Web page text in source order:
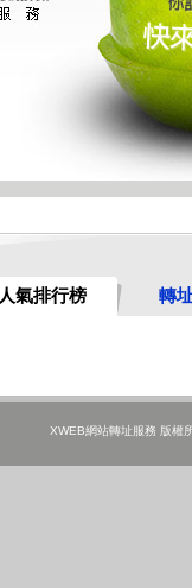
人氣排行榜 轉
XWEB網站轉址服務 版權